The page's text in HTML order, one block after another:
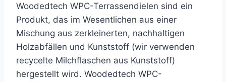
Woodedtech WPC-Terrassendielen sind ein
Produkt, das im Wesentlichen aus einer
Mischung aus zerkleinerten, nachhaltigen
Holzabfällen und Kunststoff (wir verwenden
recycelte Milchflaschen aus Kunststoff)
hergestellt wird. Woodedtech WPC-